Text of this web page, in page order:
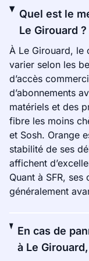
Quel est le
Le Girouard ?
À Le Girouard, le
varier selon les
d’accès
d’abonnements
matériels et des
fibre les moins
et Sosh. Orange
stabilité de ses
affichent
Quant à SFR,
généralement
En cas de
à Le